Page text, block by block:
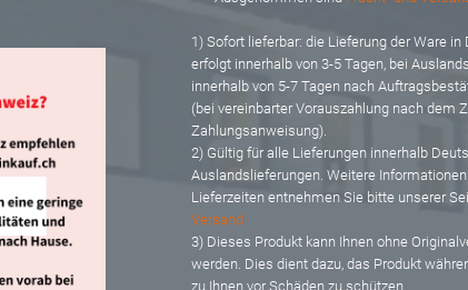
1) Sofort lieferbar: die Lieferung der Ware in
erfolgt innerhalb von 3-5 Tagen, bei
innerhalb von 5-7 Tagen nach
(bei vereinbarter Vorauszahlung nach dem
Zahlungsanweisung).
2) Gültig für alle Lieferungen innerhalb
Auslandslieferungen. Weitere
Lieferzeiten entnehmen Sie bitte unserer
Versand
3) Dieses Produkt kann Ihnen ohne
werden. Dies dient dazu, das Produkt
zu Ihnen vor Schäden zu schützen.